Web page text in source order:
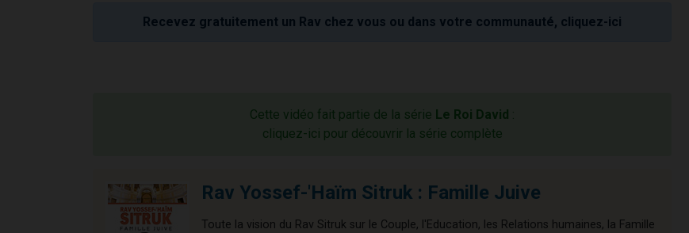
Recevez gratuitement un Rav chez vous ou dans votre communauté, cliquez-ici
Cette vidéo fait partie de la série Le Roi David :
cliquez-ici pour découvrir la série complète
Rav Yossef-'Haïm Sitruk : Famille Juive
Toute la vision du Rav Sitruk sur le Couple, l'Education, les Relations humaines, la Famille